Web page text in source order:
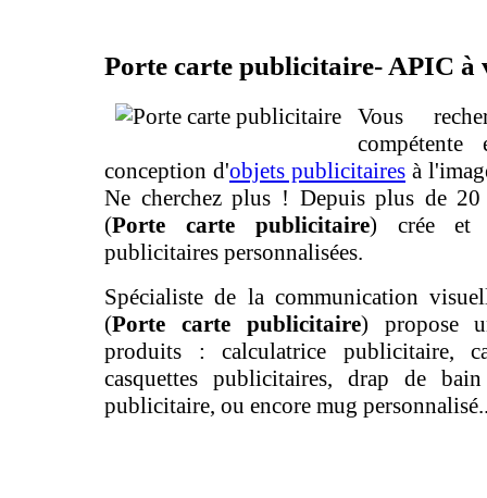
Porte carte publicitaire- APIC à
Vous
conception d'objets publicitaires à
Ne cherchez plus ! Depuis plus de
(Porte carte publicitaire) crée et
publicitaires personnalisées.
Spécialiste de la communication
(Porte carte publicitaire) propose
produits : calculatrice publicitaire,
casquettes publicitaires, drap de
publicitaire, ou encore mug